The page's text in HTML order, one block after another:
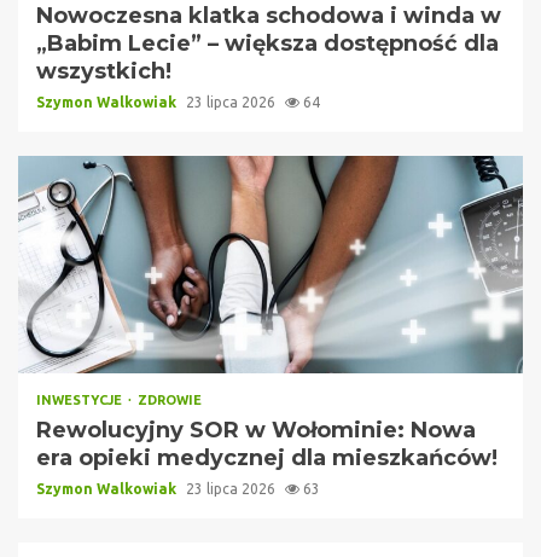
Nowoczesna klatka schodowa i winda w
„Babim Lecie” – większa dostępność dla
wszystkich!
Szymon Walkowiak 23 lipca 2026 64
INWESTYCJE ZDROWIE
Rewolucyjny SOR w Wołominie: Nowa
era opieki medycznej dla mieszkańców!
Szymon Walkowiak 23 lipca 2026 63